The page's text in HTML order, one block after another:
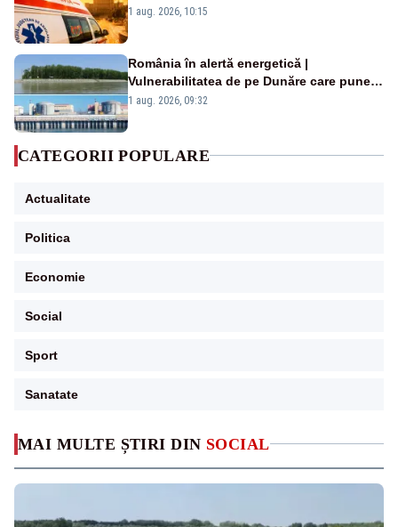
MAI MULTE ȘTIRI DIN SOCIAL
duminică. Temperaturile urcă spre 40°C
1 aug. 2026, 10:15
România în alertă energetică |
Vulnerabilitatea de pe Dunăre care pune
în pericol Centrala Cernavodă era
1 aug. 2026, 09:32
CATEGORII POPULARE
Actualitate
Politica
Economie
Social
Sport
Sanatate